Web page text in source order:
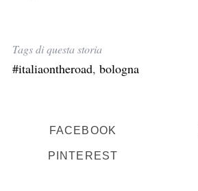
Tags di questa storia
#italiaontheroad, bologna
FACEBOOK
PINTEREST